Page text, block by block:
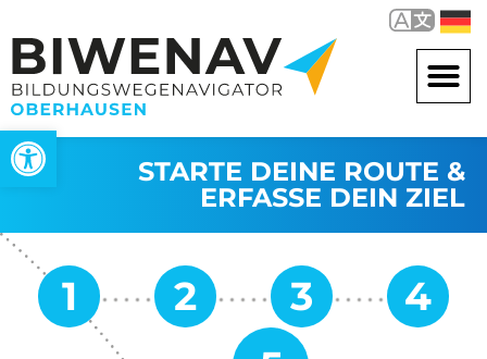
Werkzeugleiste öffnen
STARTE DEINE ROUTE &
ERFASSE DEIN ZIEL